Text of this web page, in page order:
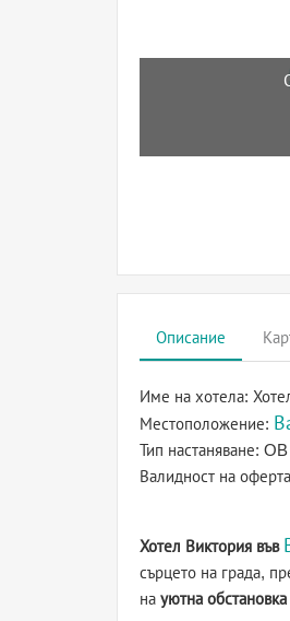
Описание
Име на хотела:
Местоположение:
Тип настаняване: OB
Валидност на
Хотел Виктория във
сърцето на града,
на уютна обстановка